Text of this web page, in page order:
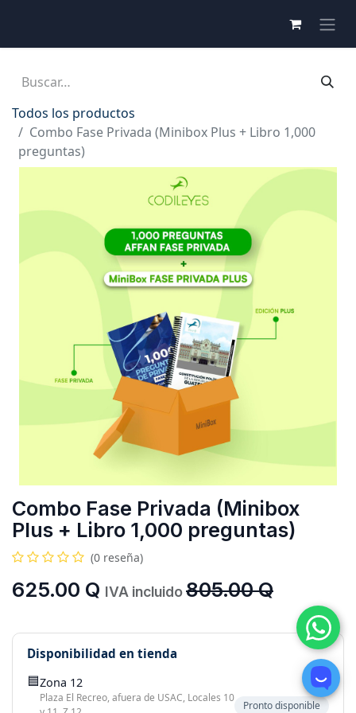
Todos los productos
Combo Fase Privada (Minibox Plus + Libro 1,000
preguntas)
Combo Fase Privada (Minibox
Plus + Libro 1,000 preguntas)
(0 reseña)
625.00 Q IVA incluido805.00Q
Disponibilidad en tienda
🟦Zona 12
Plaza El Recreo, afuera de USAC, Locales 10
Pronto disponible